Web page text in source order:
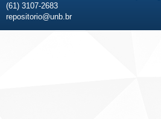
(61) 3107-2683
repositorio@unb.br